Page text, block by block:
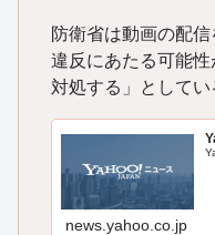
防衛省は動画の配
違反にあたる可能
対処する」としてい
news.yahoo.co.jp